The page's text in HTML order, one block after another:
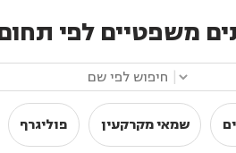
משפטיים לפי
שמאי מקרקעין פוליגרף